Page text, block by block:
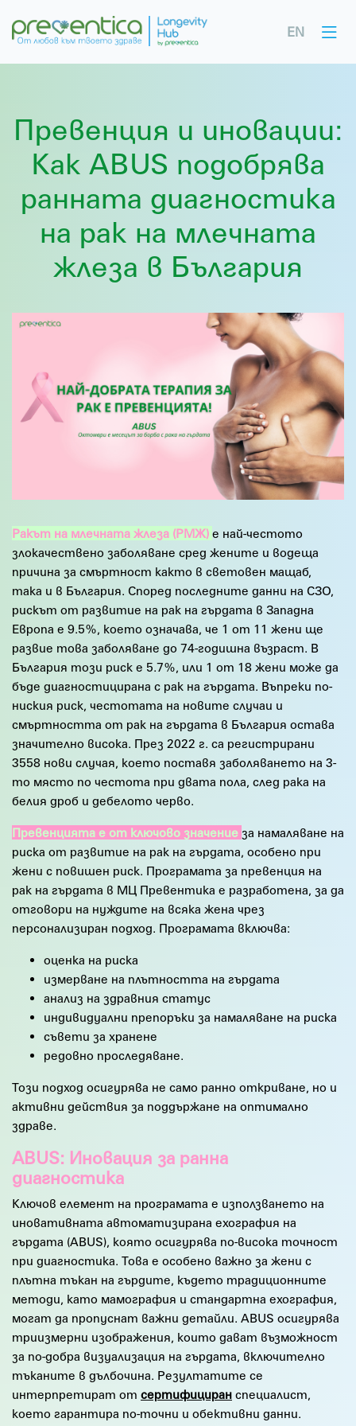
EN
Превенция и иновации:
Как ABUS подобрява
ранната диагностика
на рак на млечната
жлеза в България
Ракът на млечната жлеза (РМЖ) е най-честото
злокачествено заболяване сред жените и водеща
причина за смъртност както в световен мащаб,
така и в България. Според последните данни на СЗО,
рискът от развитие на рак на гърдата в Западна
Европа е 9.5%, което означава, че 1 от 11 жени ще
развие това заболяване до 74-годишна възраст. В
България този риск е 5.7%, или 1 от 18 жени може да
бъде диагностицирана с рак на гърдата. Въпреки по-
ниския риск, честотата на новите случаи и
смъртността от рак на гърдата в България остава
значително висока. През 2022 г. са регистрирани
3558 нови случая, което поставя заболяването на 3-
то място по честота при двата пола, след рака на
белия дроб и дебелото черво.
Превенцията е от ключово значение за намаляване на
риска от развитие на рак на гърдата, особено при
жени с повишен риск. Програмата за превенция на
рак на гърдата в МЦ Превентика е разработена, за да
отговори на нуждите на всяка жена чрез
персонализиран подход. Програмата включва:
оценка на риска
измерване на плътността на гърдата
анализ на здравния статус
индивидуални препоръки за намаляване на риска
съвети за хранене
редовно проследяване.
Този подход осигурява не само ранно откриване, но и
активни действия за поддържане на оптимално
здраве.
ABUS: Иновация за ранна
диагностика
Ключов елемент на програмата е използването на
иновативната автоматизирана ехография на
гърдата (ABUS), която осигурява по-висока точност
при диагностика. Това е особено важно за жени с
плътна тъкан на гърдите, където традиционните
методи, като мамография и стандартна ехография,
могат да пропуснат важни детайли. ABUS осигурява
триизмерни изображения, които дават възможност
за по-добра визуализация на гърдата, включително
тъканите в дълбочина. Резултатите се
интерпретират от сертифициран специалист,
което гарантира по-точни и обективни данни.